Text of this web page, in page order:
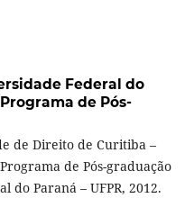
Federal do
de Pós-
de Direito de Curitiba –
de Pós-graduação
do Paraná – UFPR, 2012.